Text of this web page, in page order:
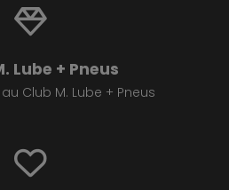
Lube + Pneus
Club M. Lube + Pneus